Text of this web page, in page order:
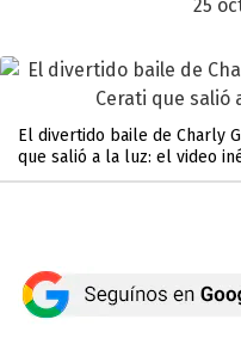
25
El divertido baile de Charly
que salió a la luz: el video